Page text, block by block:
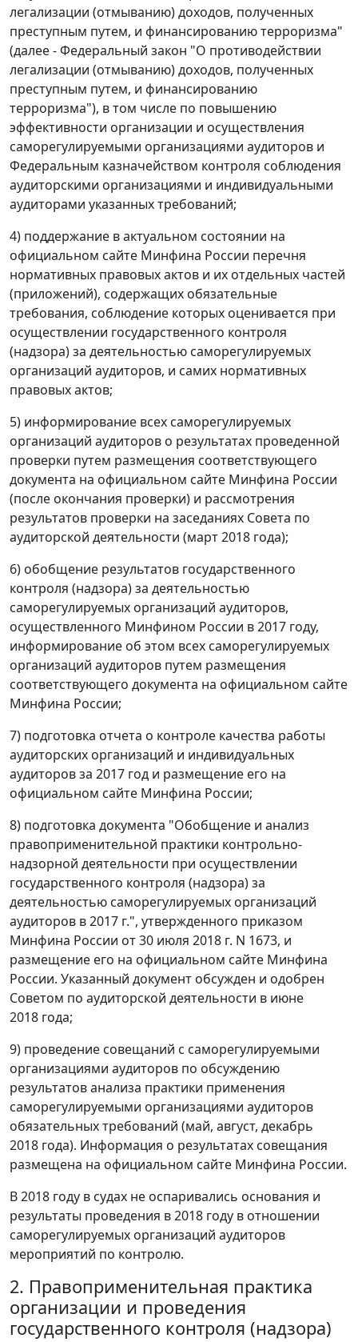
легализации (отмыванию) доходов, полученных
преступным путем, и финансированию терроризма"
(далее - Федеральный закон "О противодействии
легализации (отмыванию) доходов, полученных
преступным путем, и финансированию
терроризма"), в том числе по повышению
эффективности организации и осуществления
саморегулируемыми организациями аудиторов и
Федеральным казначейством контроля соблюдения
аудиторскими организациями и индивидуальными
аудиторами указанных требований;
4) поддержание в актуальном состоянии на
официальном сайте Минфина России перечня
нормативных правовых актов и их отдельных частей
(приложений), содержащих обязательные
требования, соблюдение которых оценивается при
осуществлении государственного контроля
(надзора) за деятельностью саморегулируемых
организаций аудиторов, и самих нормативных
правовых актов;
5) информирование всех саморегулируемых
организаций аудиторов о результатах проведенной
проверки путем размещения соответствующего
документа на официальном сайте Минфина России
(после окончания проверки) и рассмотрения
результатов проверки на заседаниях Совета по
аудиторской деятельности (март 2018 года);
6) обобщение результатов государственного
контроля (надзора) за деятельностью
саморегулируемых организаций аудиторов,
осуществленного Минфином России в 2017 году,
информирование об этом всех саморегулируемых
организаций аудиторов путем размещения
соответствующего документа на официальном сайте
Минфина России;
7) подготовка отчета о контроле качества работы
аудиторских организаций и индивидуальных
аудиторов за 2017 год и размещение его на
официальном сайте Минфина России;
8) подготовка документа "Обобщение и анализ
правоприменительной практики контрольно-
надзорной деятельности при осуществлении
государственного контроля (надзора) за
деятельностью саморегулируемых организаций
аудиторов в 2017 г.", утвержденного приказом
Минфина России от 30 июля 2018 г. N 1673, и
размещение его на официальном сайте Минфина
России. Указанный документ обсужден и одобрен
Советом по аудиторской деятельности в июне
2018 года;
9) проведение совещаний с саморегулируемыми
организациями аудиторов по обсуждению
результатов анализа практики применения
саморегулируемыми организациями аудиторов
обязательных требований (май, август, декабрь
2018 года). Информация о результатах совещания
размещена на официальном сайте Минфина России.
В 2018 году в судах не оспаривались основания и
результаты проведения в 2018 году в отношении
саморегулируемых организаций аудиторов
мероприятий по контролю.
2. Правоприменительная практика
организации и проведения
государственного контроля (надзора)